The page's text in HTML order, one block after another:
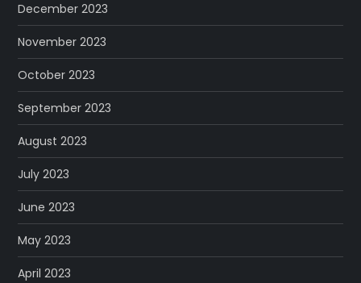
December 2023
November 2023
October 2023
September 2023
August 2023
July 2023
June 2023
May 2023
April 2023